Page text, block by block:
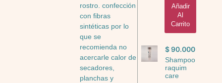
rostro. confección
con fibras
sintéticas por lo
que se
recomienda no
acercarle calor de
secadores,
planchas y
Añadir
Al
Carrito
$90.000
Shampoo
raquim
care